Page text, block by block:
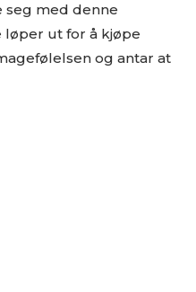
og når det er release osv.
et eksempel uten å
Og uten å måtte logge
seg med denne
løper ut for å kjøpe
og antar at